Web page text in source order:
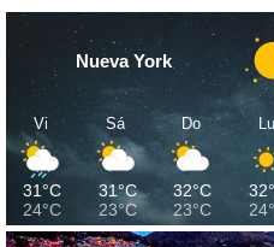
Nueva York
Vi
31°C
24°C
Sá
31°C
23°C
Do
32°C
23°C
Lu